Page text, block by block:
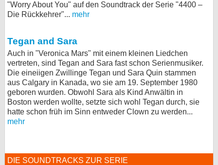
"Worry About You" auf den Soundtrack der Serie "4400 –
Die Rückkehrer"... mehr
Tegan and Sara
Auch in "Veronica Mars" mit einem kleinen Liedchen
vertreten, sind Tegan and Sara fast schon Serienmusiker.
Die eineiigen Zwillinge Tegan und Sara Quin stammen
aus Calgary in Kanada, wo sie am 19. September 1980
geboren wurden. Obwohl Sara als Kind Anwältin in
Boston werden wollte, setzte sich wohl Tegan durch, sie
hatte schon früh im Sinn entweder Clown zu werden...
mehr
DIE SOUNDTRACKS ZUR SERIE